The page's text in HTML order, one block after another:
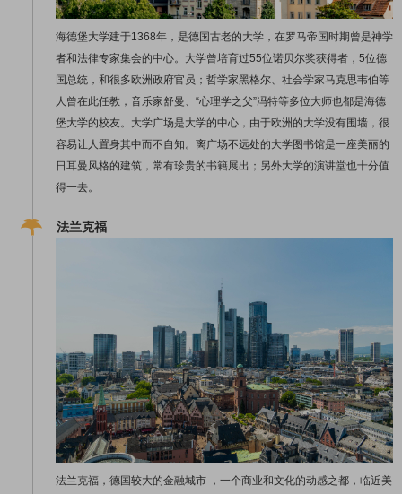
海德堡大学建于1368年，是德国古老的大学，在罗马帝国时期曾是神学
者和法律专家集会的中心。大学曾培育过55位诺贝尔奖获得者，5位德
国总统，和很多欧洲政府官员；哲学家黑格尔、社会学家马克思韦伯等
人曾在此任教，音乐家舒曼、“心理学之父”冯特等多位大师也都是海德
堡大学的校友。大学广场是大学的中心，由于欧洲的大学没有围墙，很
容易让人置身其中而不自知。离广场不远处的大学图书馆是一座美丽的
日耳曼风格的建筑，常有珍贵的书籍展出；另外大学的演讲堂也十分值
得一去。
法兰克福
法兰克福，德国较大的金融城市 ，一个商业和文化的动感之都，临近美